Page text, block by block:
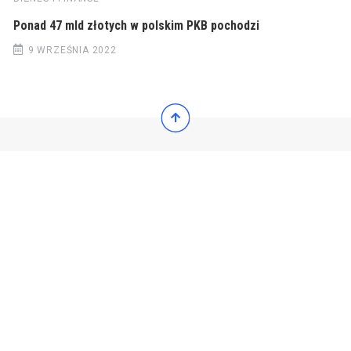
Ponad 47 mld złotych w polskim PKB pochodzi
9 WRZEŚNIA 2022